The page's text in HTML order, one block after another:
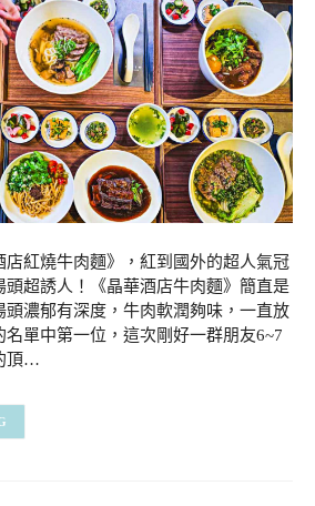
店紅燒牛肉麵》，紅到國外的超人氣冠
頭超誘人！《晶華酒店牛肉麵》簡直是
頭濃郁有深度，牛肉軟潤夠味，一直放
單中第一位，這次剛好一群朋友6~7
頂…